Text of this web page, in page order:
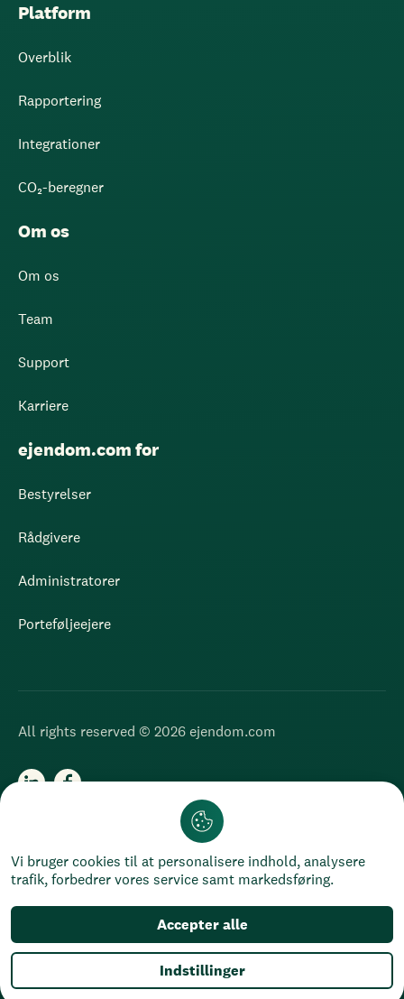
Platform
Overblik
Rapportering
Integrationer
CO₂-beregner
Om os
Om os
Team
Support
Karriere
ejendom.com for
Bestyrelser
Rådgivere
Administratorer
Porteføljeejere
All rights reserved © 2026 ejendom.com
Privatlivspolitik
Vi bruger cookies til at personalisere indhold, analysere
trafik, forbedrer vores service samt markedsføring.
Indstillinger
Accepter alle